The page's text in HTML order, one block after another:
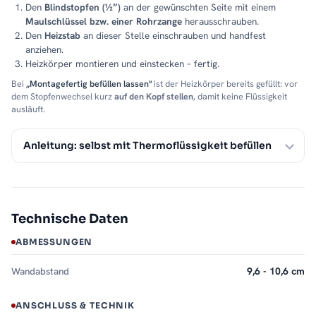
Den Blindstopfen (½″) an der gewünschten Seite mit einem
Maulschlüssel bzw. einer Rohrzange herausschrauben.
Den Heizstab an dieser Stelle einschrauben und handfest
anziehen.
Heizkörper montieren und einstecken – fertig.
Bei „Montagefertig befüllen lassen"ist der Heizkörper bereits gefüllt: vor
dem Stopfenwechsel kurzauf den Kopf stellen, damit keine Flüssigkeit
ausläuft.
Anleitung: selbst mit Thermoflüssigkeit befüllen
Technische Daten
ABMESSUNGEN
Wandabstand 9,6 - 10,6 cm
ANSCHLUSS & TECHNIK